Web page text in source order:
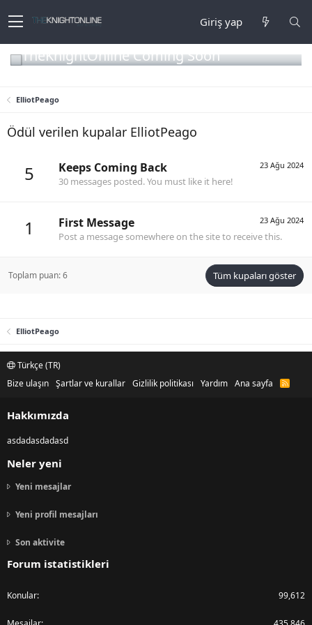
Giriş yap
TheKnightOnline Coming Soon
ElliotPeago
Ödül verilen kupalar ElliotPeago
5 23 Ağu 2024
Keeps Coming Back
30 messages posted. You must like it here!
1 23 Ağu 2024
First Message
Post a message somewhere on the site to receive this.
Toplam puan: 6 Tüm kupaları göster
ElliotPeago
Türkçe (TR)
Bize ulaşın Şartlar ve kurallar Gizlilik politikası Yardım Ana sayfa
R
Hakkımızda
asdadasdadasd
Neler yeni
Yeni mesajlar
Yeni profil mesajları
Son aktivite
Forum istatistikleri
Konular 99,612